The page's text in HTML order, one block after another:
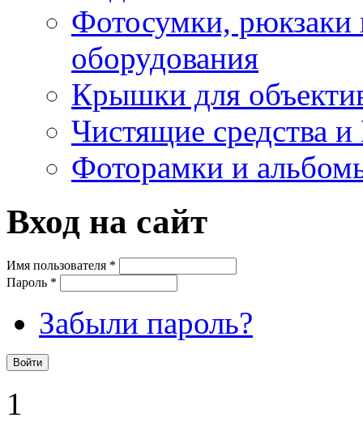
Фотосумки, рюкзаки
оборудования
Крышки для
Чистящие средства
Фоторамки и
Вход на сайт
Имя пользователя *
Пароль *
Забыли пароль?
Войти
1